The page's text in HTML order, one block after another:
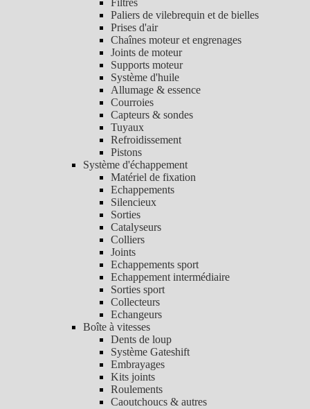
Filtres
Paliers de vilebrequin et de bielles
Prises d'air
Chaînes moteur et engrenages
Joints de moteur
Supports moteur
Système d'huile
Allumage & essence
Courroies
Capteurs & sondes
Tuyaux
Refroidissement
Pistons
Système d'échappement
Matériel de fixation
Echappements
Silencieux
Sorties
Catalyseurs
Colliers
Joints
Echappements sport
Echappement intermédiaire
Sorties sport
Collecteurs
Echangeurs
Boîte à vitesses
Dents de loup
Système Gateshift
Embrayages
Kits joints
Roulements
Caoutchoucs & autres